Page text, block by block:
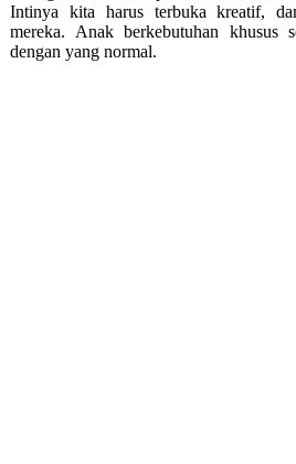
Intinya kita harus terbuka kreatif,
mereka. Anak berkebutuhan khusus
dengan yang normal.